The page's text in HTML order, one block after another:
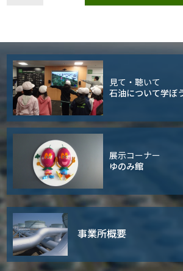
見て・聴いて
石油について学ぼ
展示コーナー
ゆのみ館
事業所概要